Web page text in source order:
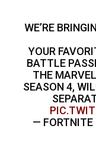
WE’RE
YOUR
BATTLE
THE
SEASON 4,
— FORTNITE